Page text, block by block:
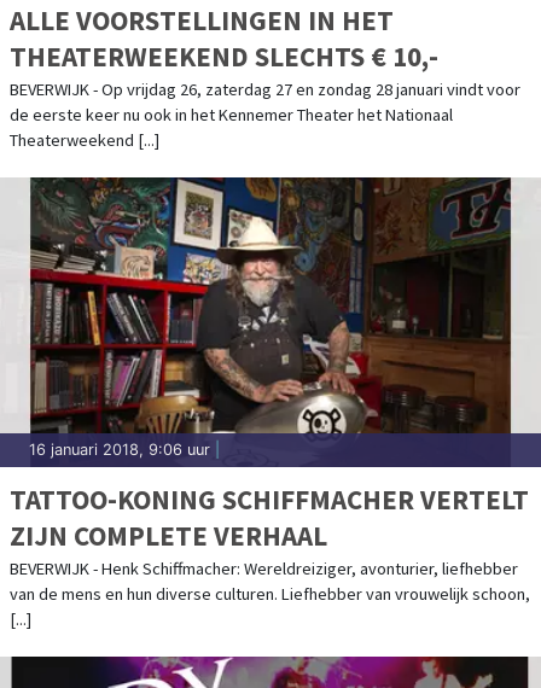
ALLE VOORSTELLINGEN IN HET
THEATERWEEKEND SLECHTS € 10,-
BEVERWIJK - Op vrijdag 26, zaterdag 27 en zondag 28 januari vindt voor
de eerste keer nu ook in het Kennemer Theater het Nationaal
Theaterweekend [...]
16 januari 2018, 9:06 uur
TATTOO-KONING SCHIFFMACHER VERTELT
ZIJN COMPLETE VERHAAL
BEVERWIJK - Henk Schiffmacher: Wereldreiziger, avonturier, liefhebber
van de mens en hun diverse culturen. Liefhebber van vrouwelijk schoon,
[...]